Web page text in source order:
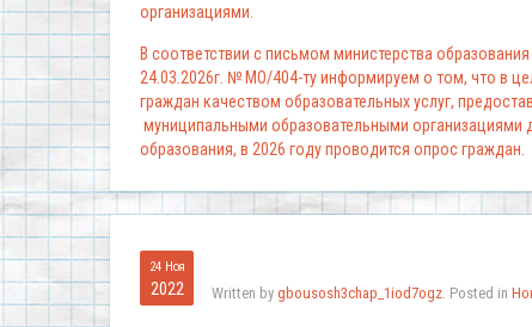
организациями.
В соответствии с письмом министерства
24.03.2026г. № МО/404-ту информируем о том, что в
граждан качеством образовательных услуг,
муниципальными образовательными организациями
образования, в 2026 году проводится опрос граждан.
24 Ноя
2022 Written by gbousosh3chap_1iod7ogz. Posted in